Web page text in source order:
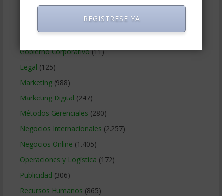
Estrategia Empresarial(304)
Finanzas Corporativas(748)
Gobierno Corporativo(11)
Legal (125)
Marketing(988)
Marketing Digital (247)
Métodos Gerenciales (280)
Negocios Internacionales (2.257)
Negocios Online (1.405)
Operaciones y Logística (172)
Publicidad (306)
Recursos Humanos (865)
REGISTRESE YA